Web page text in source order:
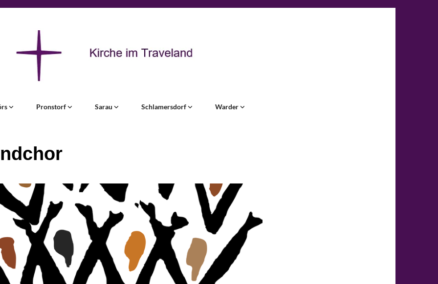
Pronstorf Sarau Schlamersdorf Warder